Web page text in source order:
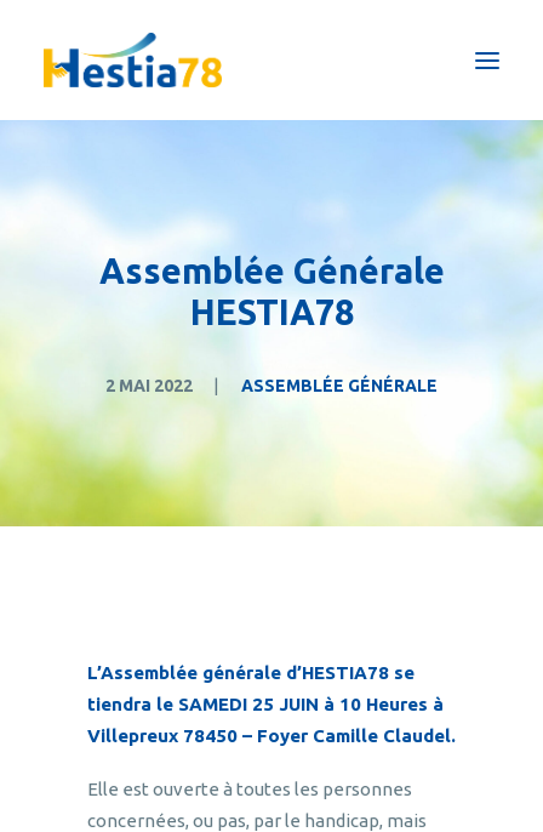
Maison de répitAssemblée Générale
HESTIA78
2 MAI 2022 ASSEMBLÉE GÉNÉRALE
L’Assemblée générale d’HESTIA78 se
tiendra le SAMEDI 25 JUIN à 10 Heures à
Villepreux 78450 – Foyer Camille Claudel.
Elle est ouverte à toutes les personnes
concernées, ou pas, par le handicap, mais